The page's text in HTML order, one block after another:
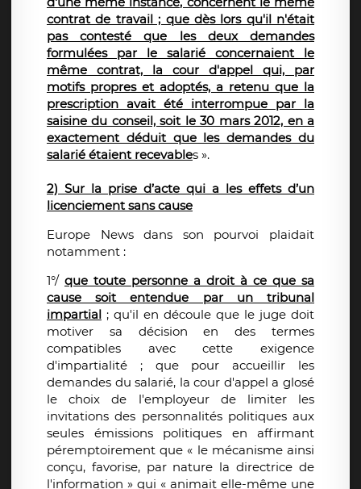
contrat de travail ; que dès lors qu'il n'était
pas contesté que les deux demandes
formulées par le salarié concernaient le
même contrat, la cour d'appel qui, par
motifs propres et adoptés, a retenu que la
prescription avait été interrompue par la
saisine du conseil, soit le 30 mars 2012, en a
exactement déduit que les demandes du
salarié étaient recevables ».
2) Sur la prise d’acte qui a les effets d’un
licenciement sans cause
Europe News dans son pourvoi plaidait
notamment :
1°/ que toute personne a droit à ce que sa
cause soit entendue par un tribunal
impartial ; qu'il en découle que le juge doit
motiver sa décision en des termes
compatibles avec cette exigence
d'impartialité ; que pour accueillir les
demandes du salarié, la cour d'appel a glosé
le choix de l'employeur de limiter les
invitations des personnalités politiques aux
seules émissions politiques en affirmant
péremptoirement que « le mécanisme ainsi
conçu, favorise, par nature la directrice de
l'information » qui « animait elle-même une